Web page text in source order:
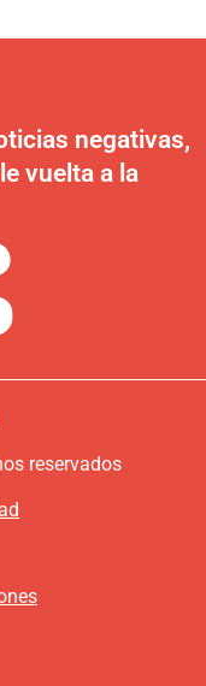
negativas,
vuelta a la
reservados